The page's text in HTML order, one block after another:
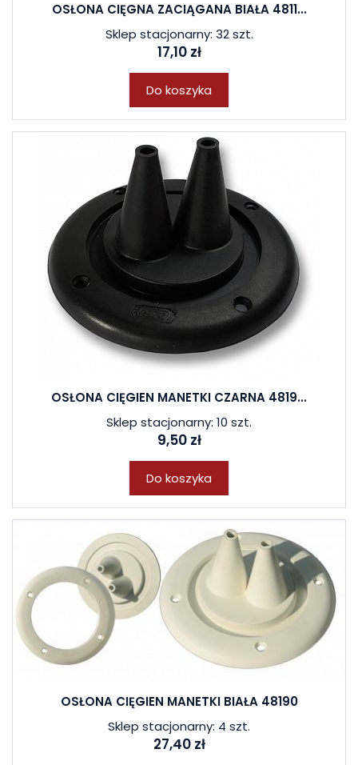
OSŁONA CIĘGNA ZACIĄGANA BIAŁA 4811...
Sklep stacjonarny: 32 szt.
17,10 zł
Do koszyka
OSŁONA CIĘGIEN MANETKI CZARNA 4819...
Sklep stacjonarny: 10 szt.
9,50 zł
Do koszyka
OSŁONA CIĘGIEN MANETKI BIAŁA 48190
Sklep stacjonarny: 4 szt.
27,40 zł